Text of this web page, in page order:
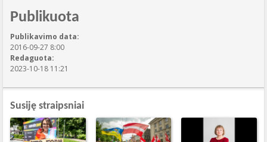
Publikuota
Publikavimo data:
2016-09-27 8:00
Redaguota:
2023-10-18 11:21
Susiję straipsniai